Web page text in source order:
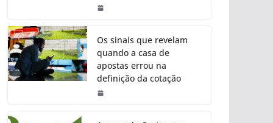
Os sinais que revelam
quando a casa de
apostas errou na
definição da cotação